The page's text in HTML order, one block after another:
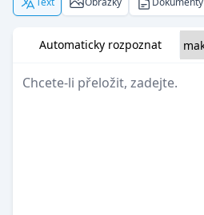
Automaticky rozpoznat